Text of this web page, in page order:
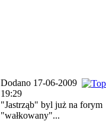
Dodano 17-06-2009
19:29
"Jastrząb" byl już na forym
"wałkowany"...